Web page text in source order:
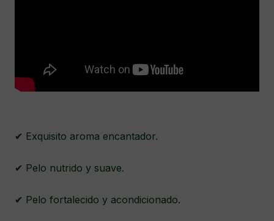
✔ Exquisito aroma encantador.
✔ Pelo nutrido y suave.
✔ Pelo fortalecido y acondicionado.